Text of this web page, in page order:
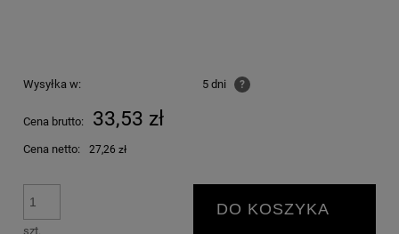
Wysyłka w: 5 dni ?
Cena brutto: 33,53 zł
Cena netto: 27,26 zł
szt.
DO KOSZYKA